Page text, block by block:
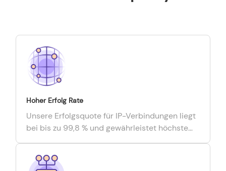
Hoher Erfolg Rate
Unsere Erfolgsquote für IP-Verbindungen liegt
bei bis zu 99,8 % und gewährleistet höchste